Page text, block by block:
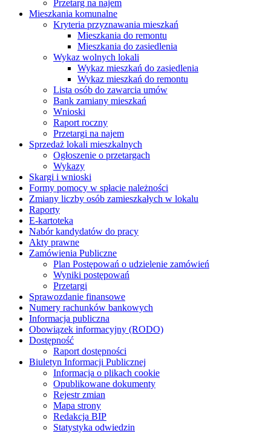
Przetarg na najem
Mieszkania komunalne
Kryteria przyznawania mieszkań
Mieszkania do remontu
Mieszkania do zasiedlenia
Wykaz wolnych lokali
Wykaz mieszkań do zasiedlenia
Wykaz mieszkań do remontu
Lista osób do zawarcia umów
Bank zamiany mieszkań
Wnioski
Raport roczny
Przetargi na najem
Sprzedaż lokali mieszkalnych
Ogłoszenie o przetargach
Wykazy
Skargi i wnioski
Formy pomocy w spłacie należności
Zmiany liczby osób zamieszkałych w lokalu
Raporty
E-kartoteka
Nabór kandydatów do pracy
Akty prawne
Zamówienia Publiczne
Plan Postępowań o udzielenie zamówień
Wyniki postępowań
Przetargi
Sprawozdanie finansowe
Numery rachunków bankowych
Informacja publiczna
Obowiązek informacyjny (RODO)
Dostępność
Raport dostępności
Biuletyn Informacji Publicznej
Informacja o plikach cookie
Opublikowane dokumenty
Rejestr zmian
Mapa strony
Redakcja BIP
Statystyka odwiedzin